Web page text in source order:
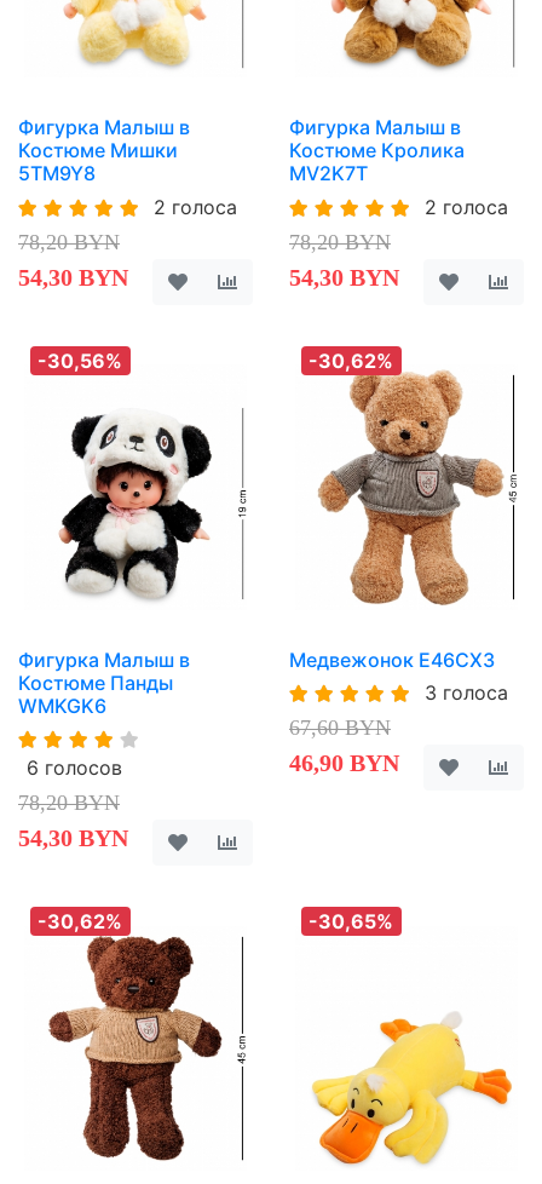
Фигурка Малыш в
Костюме Мишки
5TM9Y8
2 голоса
78,20 BYN
54,30 BYN
Фигурка Малыш в
Костюме Кролика
MV2K7T
2 голоса
78,20 BYN
54,30 BYN
-30,56%
Фигурка Малыш в
Костюме Панды
WMKGK6
6 голосов
78,20 BYN
54,30 BYN
-30,62%
Медвежонок E46CX3
3 голоса
67,60 BYN
46,90 BYN
-30,62% -30,65%